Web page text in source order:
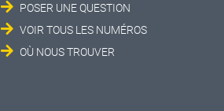
POSER UNE QUESTION
VOIR TOUS LES NUMÉROS
OÙ NOUS TROUVER